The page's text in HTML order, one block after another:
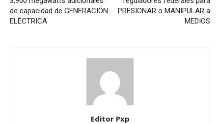
de capacidad de GENERACIÓN
ELÉCTRICA
PRESIONAR o MANIPULAR a
MEDIOS
Editor Pxp